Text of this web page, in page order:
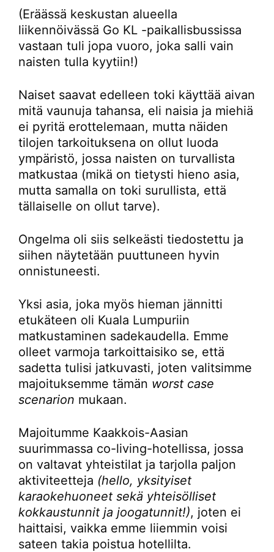
(Eräässä keskustan alueella
liikennöivässä Go KL -paikallisbussissa
vastaan tuli jopa vuoro, joka salli vain
naisten tulla kyytiin!)
Naiset saavat edelleen toki käyttää aivan
mitä vaunuja tahansa, eli naisia ja miehiä
ei pyritä erottelemaan, mutta näiden
tilojen tarkoituksena on ollut luoda
ympäristö, jossa naisten on turvallista
matkustaa (mikä on tietysti hieno asia,
mutta samalla on toki surullista, että
tällaiselle on ollut tarve).
Ongelma oli siis selkeästi tiedostettu ja
siihen näytetään puuttuneen hyvin
onnistuneesti.
Yksi asia, joka myös hieman jännitti
etukäteen oli Kuala Lumpuriin
matkustaminen sadekaudella. Emme
olleet varmoja tarkoittaisiko se, että
sadetta tulisi jatkuvasti, joten valitsimme
majoituksemme tämän worst case
scenarion mukaan.
Majoitumme Kaakkois-Aasian
suurimmassa co-living-hotellissa, jossa
on valtavat yhteistilat ja tarjolla paljon
aktiviteetteja (hello, yksityiset
karaokehuoneet sekä yhteisölliset
kokkaustunnit ja joogatunnit!), joten ei
haittaisi, vaikka emme liiemmin voisi
sateen takia poistua hotellilta.